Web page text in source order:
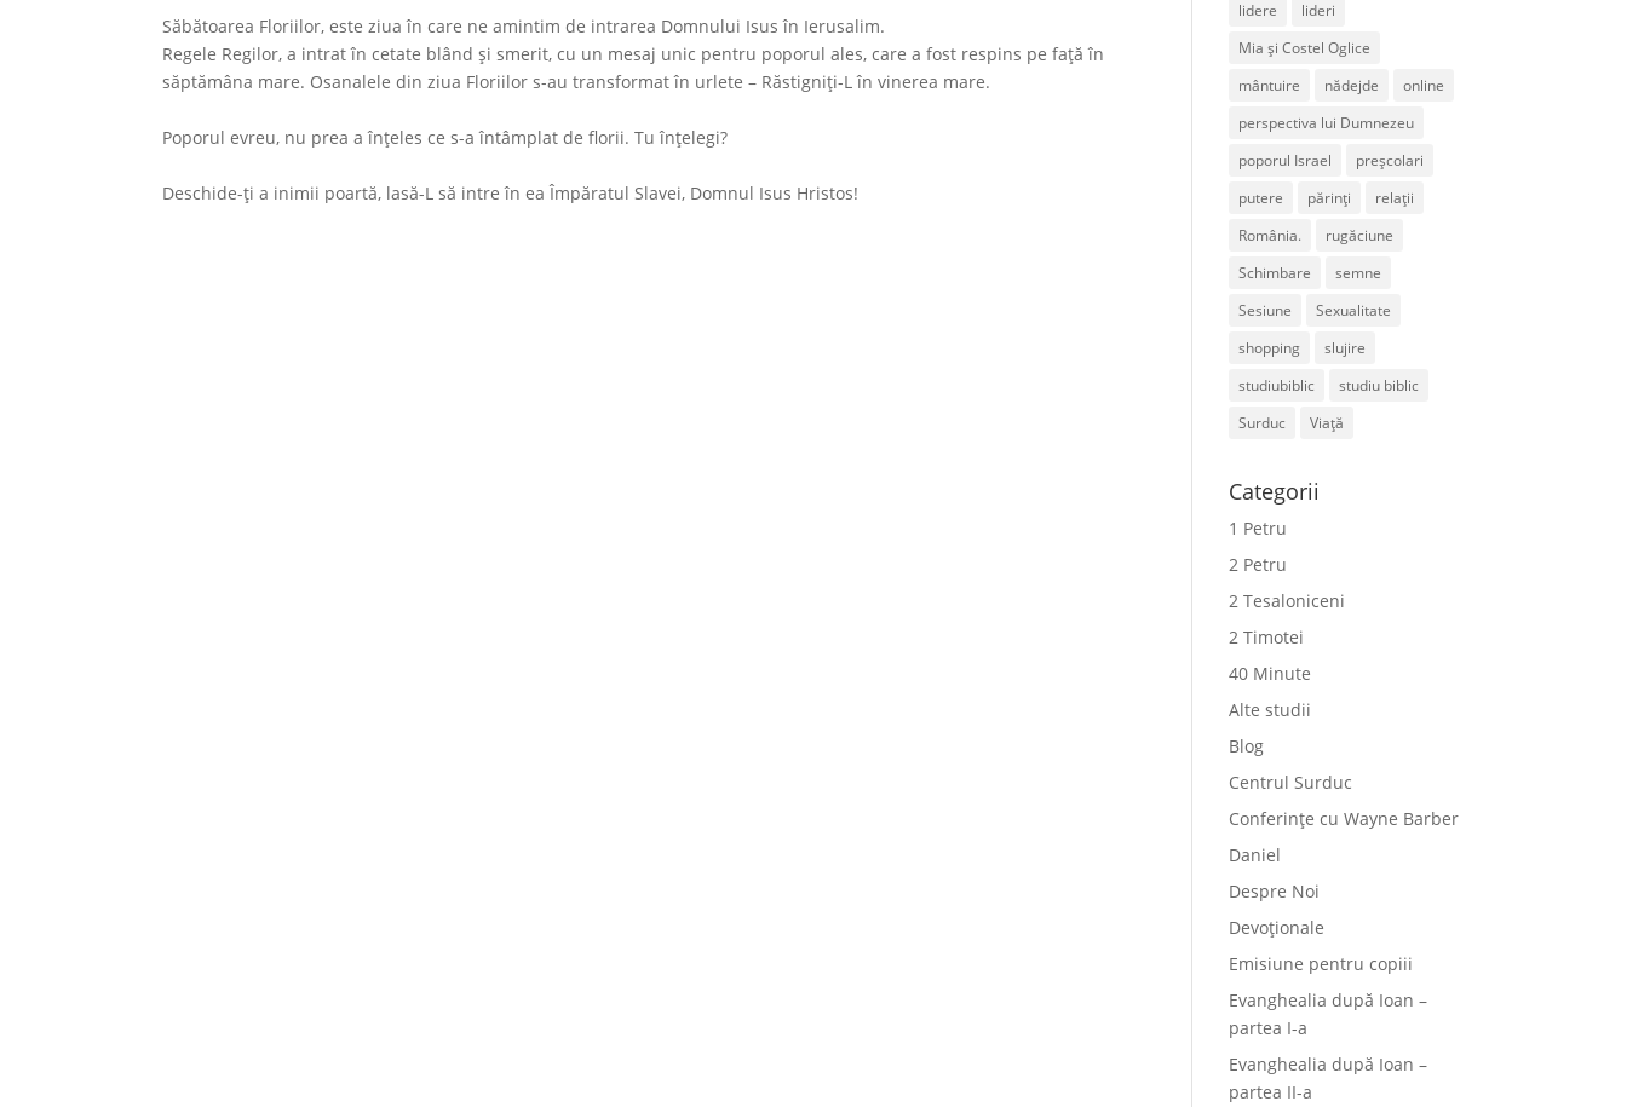
Săbătoarea Floriilor, este ziua în care ne amintim de intrarea Domnului Isus în Ierusalim.
Regele Regilor, a intrat în cetate blând și smerit, cu un mesaj unic pentru poporul ales, care a fost respins pe față în
săptămâna mare. Osanalele din ziua Floriilor s-au transformat în urlete – Răstigniți-L în vinerea mare.
Poporul evreu, nu prea a înțeles ce s-a întâmplat de florii. Tu înțelegi?
Deschide-ţi a inimii poartă, lasă-L să intre în ea Împăratul Slavei, Domnul Isus Hristos!
lidere
lideri
Mia și Costel Oglice
mântuire
nădejde
online
perspectiva lui Dumnezeu
poporul Israel
preșcolari
putere
părinți
relații
România.
rugăciune
Schimbare
semne
Sesiune
Sexualitate
shopping
slujire
studiubiblic
studiu biblic
Surduc
Viață
Categorii
1 Petru
2 Petru
2 Tesaloniceni
2 Timotei
40 Minute
Alte studii
Blog
Centrul Surduc
Conferințe cu Wayne Barber
Daniel
Despre Noi
Devoționale
Emisiune pentru copiii
Evanghealia după Ioan –
partea I-a
Evanghealia după Ioan –
partea II-a